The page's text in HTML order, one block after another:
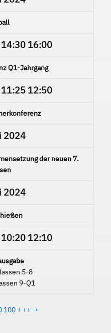
14:30 16:00
Q1-Jahrgang
11:25 12:50
2024
der neuen 7.
2024
10:20 12:10
5-8
9-Q1
100 + ++→